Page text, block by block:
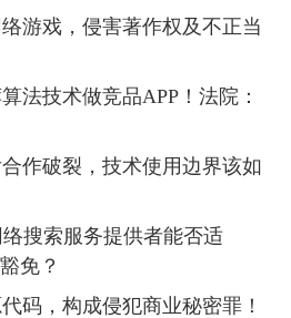
游戏，侵害著作权及不正当
法技术做竞品APP！法院：
作破裂，技术使用边界该如
搜索服务提供者能否适
免？
码，构成侵犯商业秘密罪！